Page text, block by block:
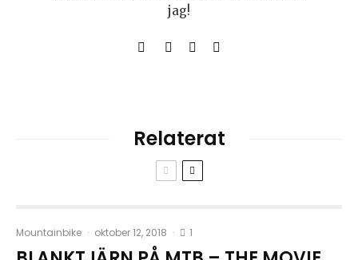
jag!
Relaterat
Mountainbike · oktober 12, 2018 · 1